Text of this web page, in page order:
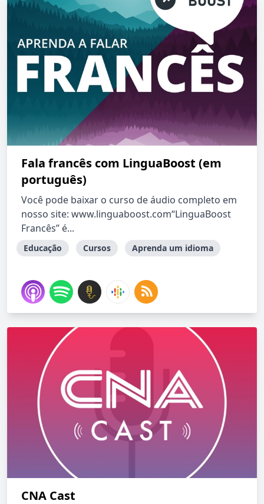
Fala francês com LinguaBoost (em
português)
Você pode baixar o curso de áudio completo em
nosso site: www.linguaboost.com“LinguaBoost
Francês” é...
Educação Cursos Aprenda um idioma
CNA Cast